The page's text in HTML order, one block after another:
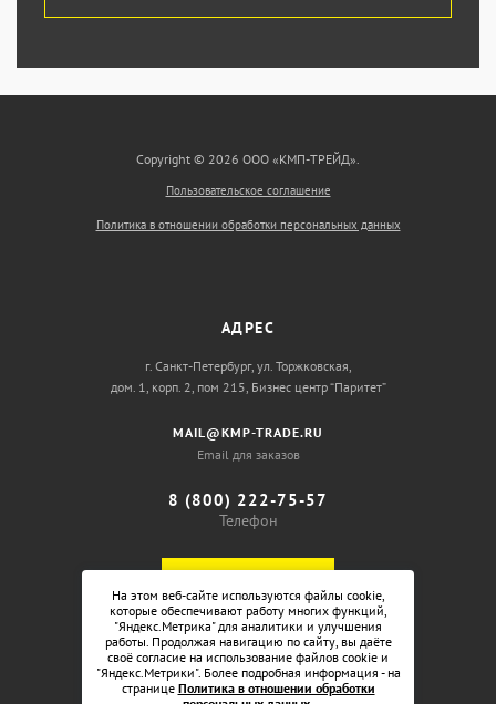
Copyright © 2026 ООО «КМП-ТРЕЙД».
Пользовательское соглашение
Политика в отношении обработки персональных данных
АДРЕС
г. Санкт-Петербург, ул. Торжковская,
дом. 1, корп. 2, пом 215, Бизнес центр “Паритет”
MAIL@KMP-TRADE.RU
Email для заказов
8 (800) 222-75-57
Телефон
На этом веб-сайте используются файлы cookie,
которые обеспечивают работу многих функций,
"Яндекс.Метрика" для аналитики и улучшения
работы. Продолжая навигацию по сайту, вы даёте
своё согласие на использование файлов cookie и
"Яндекс.Метрики". Более подробная информация - на
странице Политика в отношении обработки